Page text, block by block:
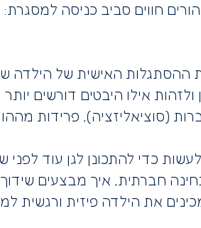
חווים סביב כניסה
ההסתגלות האישית של הילדה
אילו היבטים דורשים
(סוציאליזציה), פרידות
כדי להתכונן לגן עוד
חברתית, איך מבצעים
את הילדה פיזית ורגשית